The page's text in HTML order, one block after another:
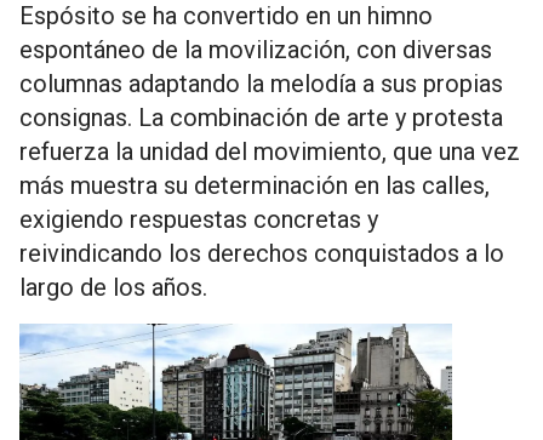
Espósito se ha convertido en un himno
espontáneo de la movilización, con diversas
columnas adaptando la melodía a sus propias
consignas. La combinación de arte y protesta
refuerza la unidad del movimiento, que una vez
más muestra su determinación en las calles,
exigiendo respuestas concretas y
reivindicando los derechos conquistados a lo
largo de los años.